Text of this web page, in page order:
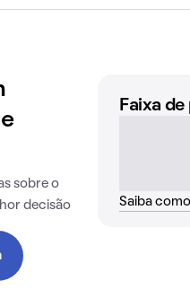
sobre o
decisão
Faixa
Saiba